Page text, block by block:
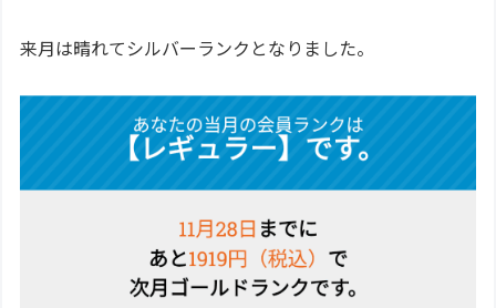
来月は晴れてシルバーランクとなりました。